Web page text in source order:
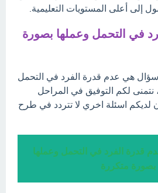
إلى أعلى المستويات التعليمية.
في التحمل وعملها بصورة
سؤال هي عدم قدرة الفرد في التحمل
لكم التوفيق في المراحل
لديكم اسئلة اخري لا تتردد في طرح
قدرة الفرد في التحمل وعملها
بصورة متكررة